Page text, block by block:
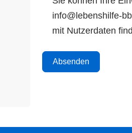
info@lebenshilfe-
mit Nutzerdaten
Absenden